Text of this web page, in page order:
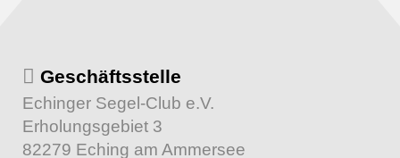
Geschäftsstelle
Echinger Segel-Club e.V.
Erholungsgebiet 3
82279 Eching am Ammersee